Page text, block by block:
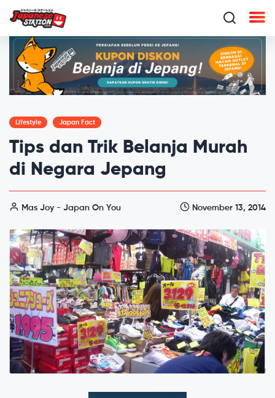
Lifestyle Japan Fact
Tips dan Trik Belanja Murah
di Negara Jepang
Mas Joy - Japan On You November 13, 2014